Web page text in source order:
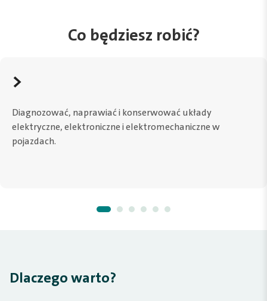
Co będziesz robić?
>
Diagnozować, naprawiać i konserwować układy
elektryczne, elektroniczne i elektromechaniczne w
pojazdach.
Dlaczego warto?